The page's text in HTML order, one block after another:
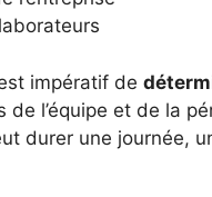
impératif de
l’équipe et de la
durer une journée,